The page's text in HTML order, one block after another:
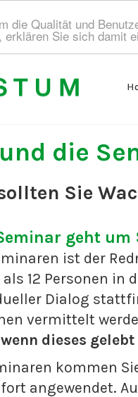
die Qualität und
Sie sich damit
die
Sie
geht um
ist der
12 Personen in
Dialog
vermittelt
dieses
kommen
angewendet.